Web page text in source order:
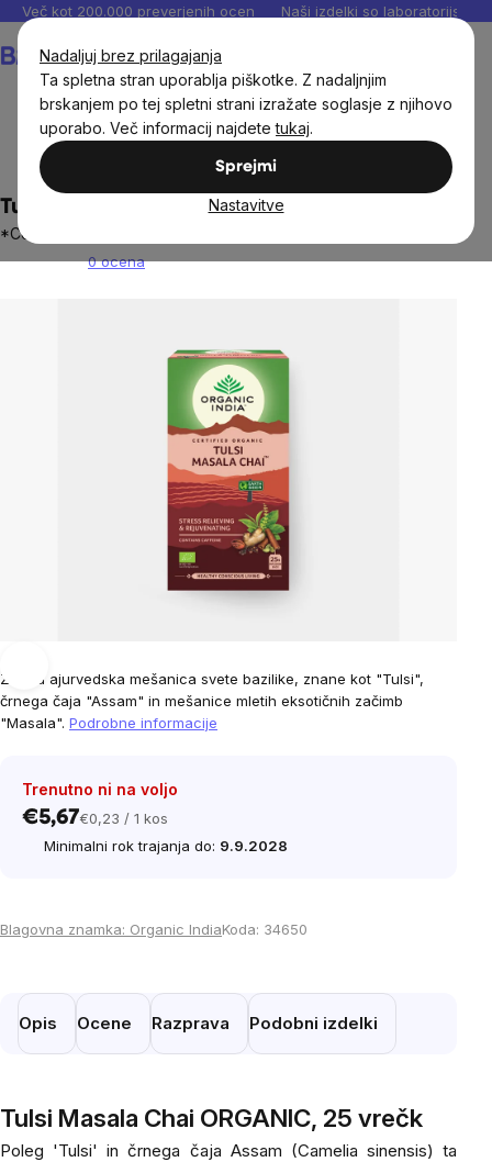
Nadaljuj brez prilagajanja
Ta spletna stran uporablja piškotke. Z nadaljnjim
brskanjem po tej spletni strani izražate soglasje z njihovo
uporabo. Več informacij najdetetukaj.
Sprejmi
Nastavitve
Preskoči
vsebino
Več kot 200.000 preverjenih ocen Naši izdelki so laboratorijsko
Čaji Zeleni čaji
Tulsi Masala Chai ORGANIC, 25 vrečk
*Certifikat CZ-BIO-001
0 ocena
Znana ajurvedska mešanica svete bazilike, znane kot "Tulsi",
črnega čaja "Assam" in mešanice mletih eksotičnih začimb
"Masala". Podrobne informacije
Trenutno ni na voljo
€5,67Cena
na
€0,23 / 1 kos
Minimalni rok trajanja do: 9.9.2028
Blagovna znamka: Organic IndiaKoda: 34650
Opis Ocene Razprava Podobni izdelki
Tulsi Masala Chai ORGANIC, 25 vrečk
Poleg 'Tulsi' in črnega čaja Assam (Camelia sinensis) ta